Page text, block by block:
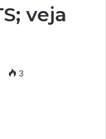
veja
3